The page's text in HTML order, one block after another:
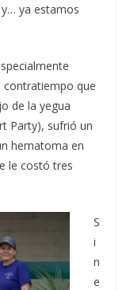
ya estamos
contratiempo que
de la yegua
Party), sufrió un
hematoma en
le costó tres
S
i
n
e